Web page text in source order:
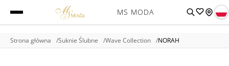
MS MODA
Strona główna Suknie Ślubne Wave Collection NORAH